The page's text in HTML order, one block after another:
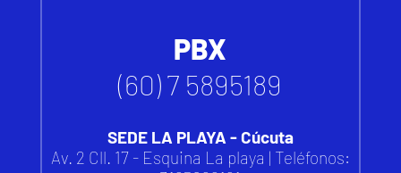
PBX
(60) 7 5895189
SEDE LA PLAYA - Cúcuta
Av. 2 Cll. 17 - Esquina La playa | Teléfonos: